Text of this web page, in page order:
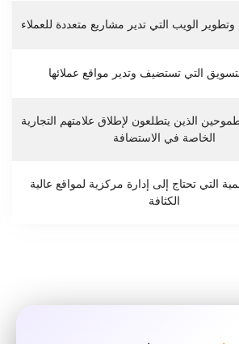
الويب التي تدير مشاريع متعددة للعملاء
التي تستضيف وتدير مواقع عملائها
الذين يتطلعون لإطلاق علامتهم التجارية
الخاصة في الاستضافة
التي تحتاج إلى إدارة مركزية لمواقع عالية
الكثافة